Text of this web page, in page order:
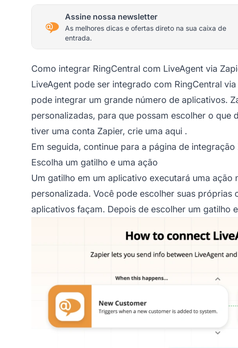
Assine nossa newsletter
As melhores dicas e ofertas direto na sua caixa de
entrada.
Como integrar RingCentral com LiveAgent via
LiveAgent pode ser integrado com RingCentral
pode integrar um grande número de aplicativos.
personalizadas, para que possam escolher o que
tiver uma conta Zapier, crie uma aqui .
Em seguida, continue para a página de
Escolha um gatilho e uma ação
Um gatilho em um aplicativo executará uma
personalizada. Você pode escolher suas próprias
aplicativos façam. Depois de escolher um gatilho